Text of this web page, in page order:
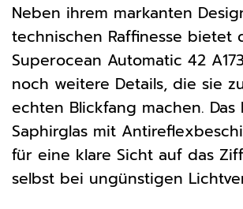
Neben ihrem markanten
technischen Raffinesse bietet
Superocean Automatic 42
noch weitere Details, die sie
echten Blickfang machen. Das
Saphirglas mit
für eine klare Sicht auf das
selbst bei ungünstigen